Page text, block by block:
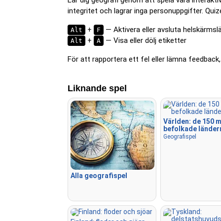
integritet och lagrar inga personuppgifter.
Alt + F — Aktivera eller avsluta
Alt + A — Visa eller dölj etiketter
För att rapportera ett fel eller lämna
Liknande spel
Alla geografispel
Världen: de 150
befolkade
Geografispel